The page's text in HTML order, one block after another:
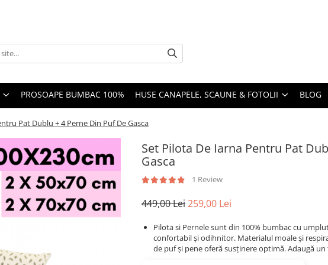
PROSOAPE BUMBAC 100% HUSE CANAPELE, SCAUNE & FOTOLII BLOG
Pat Dublu + 4 Perne Din Puf De Gasca
Set Pilota De Iarna Pentru Pat
Gasca
1 Review
449,00 Lei259,00 Lei
Pilota si Pernele sunt din 100% bumbac cu
confortabil și odihnitor. Materialul moale și
de puf și pene oferă susținere optimă. Adaugă